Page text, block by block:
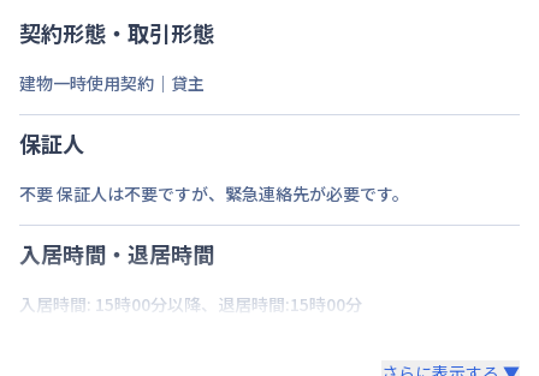
契約形態・取引形態
建物一時使用契約｜貸主
保証人
不要 保証人は不要ですが、緊急連絡先が必要です。
入居時間・退居時間
入居時間: 15時00分以降、退居時間:15時00分